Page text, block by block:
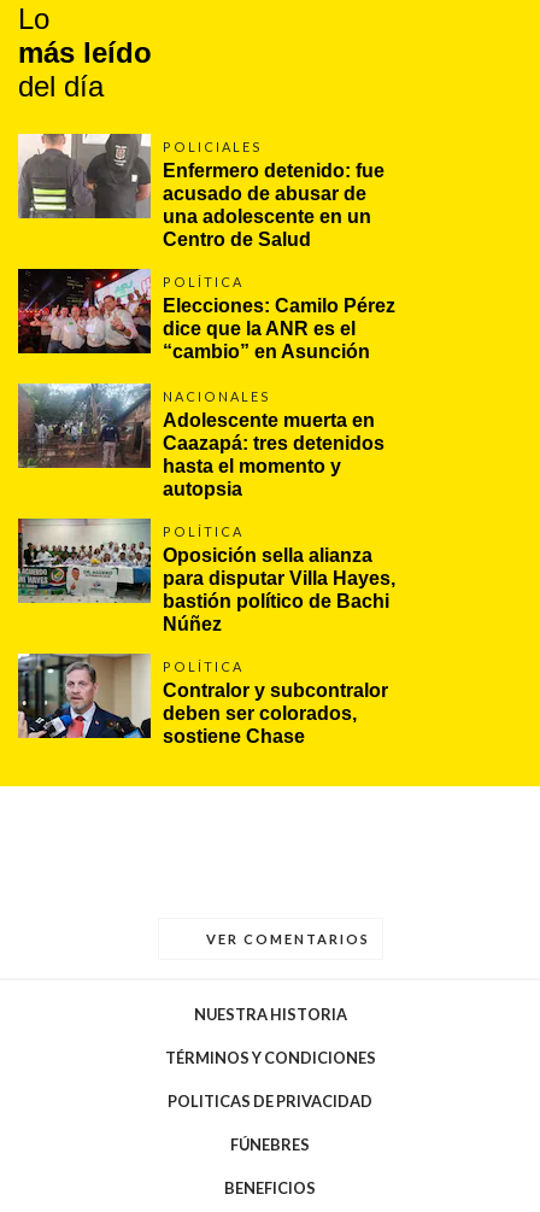
Lo
más leído
del día
POLICIALES
Enfermero detenido: fue
acusado de abusar de
una adolescente en un
Centro de Salud
POLÍTICA
Elecciones: Camilo Pérez
dice que la ANR es el
“cambio” en Asunción
NACIONALES
Adolescente muerta en
Caazapá: tres detenidos
hasta el momento y
autopsia
POLÍTICA
Oposición sella alianza
para disputar Villa Hayes,
bastión político de Bachi
Núñez
POLÍTICA
Contralor y subcontralor
deben ser colorados,
sostiene Chase
VER COMENTARIOS
NUESTRA HISTORIA
TÉRMINOS Y CONDICIONES
POLITICAS DE PRIVACIDAD
FÚNEBRES
BENEFICIOS